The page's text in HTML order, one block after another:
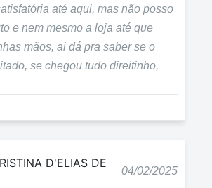
até aqui, mas não posso
e nem mesmo a loja até que
mãos, ai dá pra saber se o
se chegou tudo direitinho,
D'ELIAS DE
04/02/2025